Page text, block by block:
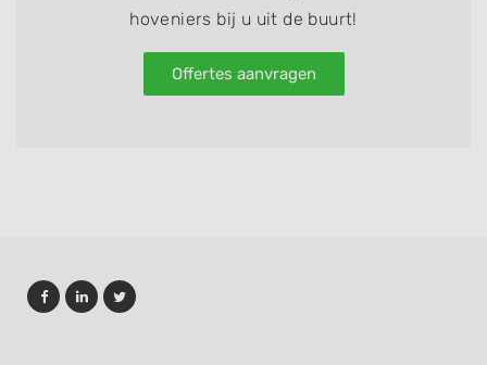
hoveniers bij u uit de buurt!
Offertes aanvragen